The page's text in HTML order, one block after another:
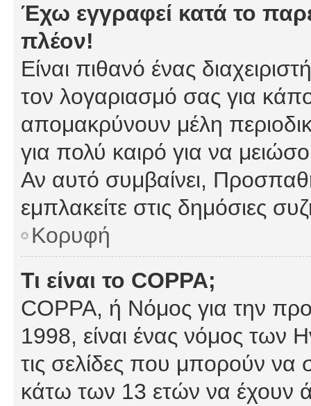
Έχω εγγραφεί κατά το
πλέον!
Είναι πιθανό ένας
τον λογαριασμό σας για
απομακρύνουν μέλη
για πολύ καιρό για να
Αν αυτό συμβαίνει,
εμπλακείτε στις δημόσιες
Κορυφή
Τι είναι το COPPA;
COPPA, ή Νόμος για την
1998, είναι ένας νόμος των
τις σελίδες που μπορούν να
κάτω των 13 ετών να έχουν